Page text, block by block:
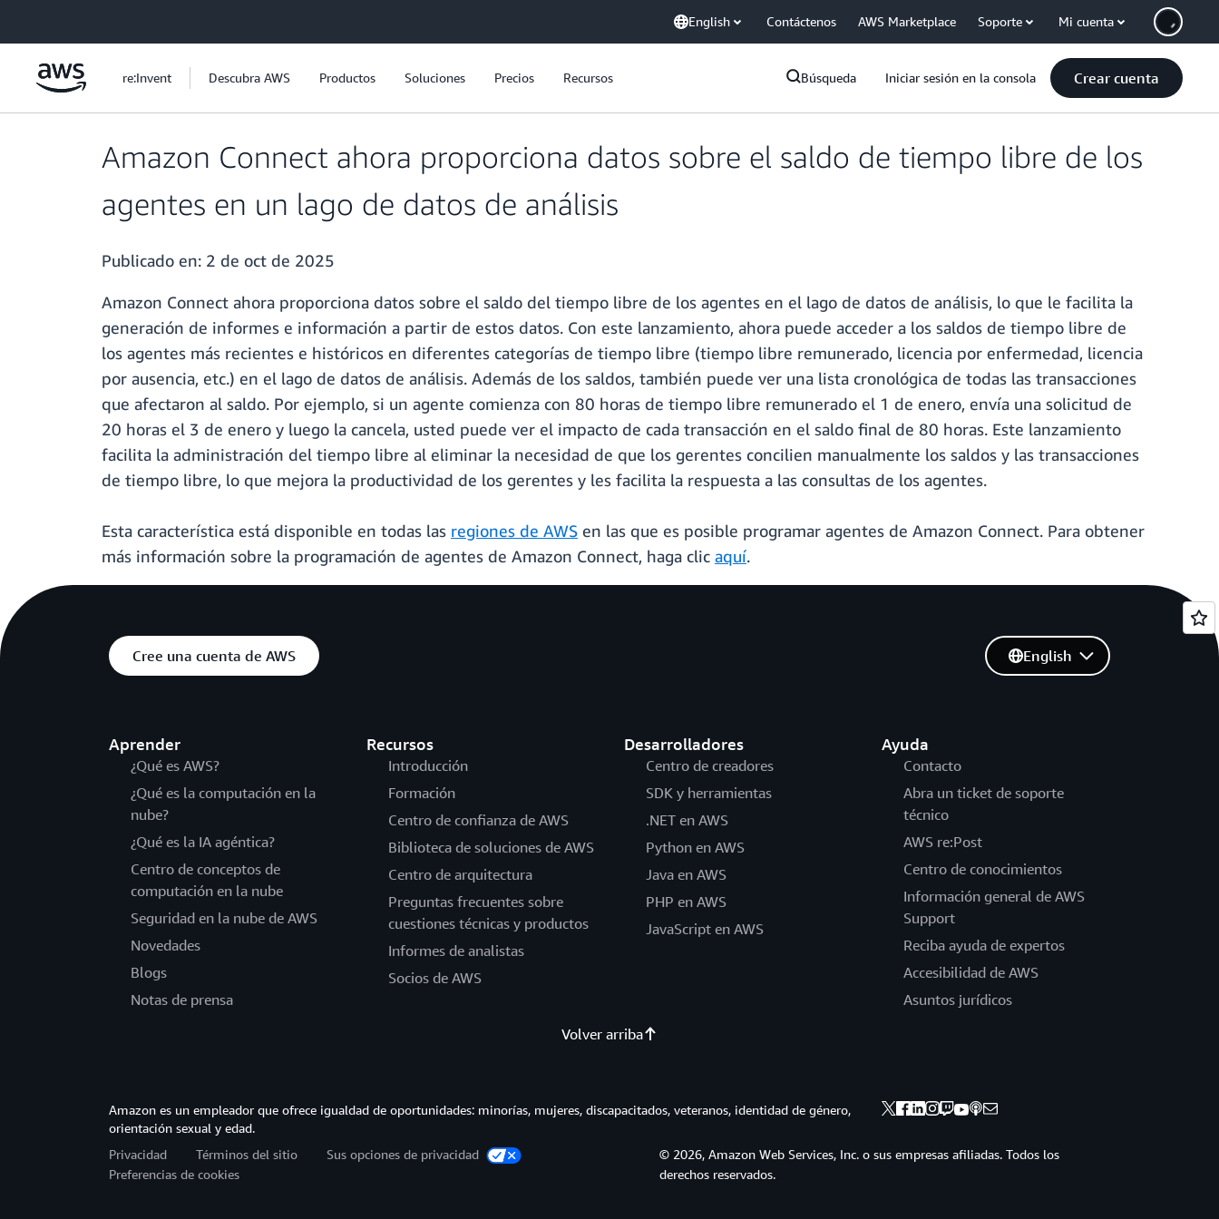
English Contáctenos AWS Marketplace Soporte Mi cuenta
re:Invent Descubra AWS Productos Soluciones Precios Recursos Búsqueda Iniciar sesión en la consola Crear cuenta
Amazon Connect ahora proporciona datos sobre el saldo de tiempo libre de los
agentes en un lago de datos de análisis
Publicado en: 2 de oct de 2025
Amazon Connect ahora proporciona datos sobre el saldo del tiempo libre de los agentes en el lago de datos de análisis, lo que le facilita la
generación de informes e información a partir de estos datos. Con este lanzamiento, ahora puede acceder a los saldos de tiempo libre de
los agentes más recientes e históricos en diferentes categorías de tiempo libre (tiempo libre remunerado, licencia por enfermedad, licencia
por ausencia, etc.) en el lago de datos de análisis. Además de los saldos, también puede ver una lista cronológica de todas las transacciones
que afectaron al saldo. Por ejemplo, si un agente comienza con 80 horas de tiempo libre remunerado el 1 de enero, envía una solicitud de
20 horas el 3 de enero y luego la cancela, usted puede ver el impacto de cada transacción en el saldo final de 80 horas. Este lanzamiento
facilita la administración del tiempo libre al eliminar la necesidad de que los gerentes concilien manualmente los saldos y las transacciones
de tiempo libre, lo que mejora la productividad de los gerentes y les facilita la respuesta a las consultas de los agentes.
Esta característica está disponible en todas las regiones de AWS en las que es posible programar agentes de Amazon Connect. Para obtener
más información sobre la programación de agentes de Amazon Connect, haga clic aquí.
Cree una cuenta de AWS
Aprender
¿Qué es AWS?
¿Qué es la computación en la
nube?
¿Qué es la IA agéntica?
Centro de conceptos de
computación en la nube
Seguridad en la nube de AWS
Novedades
Blogs
Notas de prensa
Recursos
Introducción
Formación
Centro de confianza de AWS
Biblioteca de soluciones de AWS
Centro de arquitectura
Preguntas frecuentes sobre
cuestiones técnicas y productos
Informes de analistas
Socios de AWS
Desarrolladores
Centro de creadores
SDK y herramientas
.NET en AWS
Python en AWS
Java en AWS
PHP en AWS
JavaScript en AWS
Ayuda
Contacto
Abra un ticket de soporte
técnico
AWS re:Post
Centro de conocimientos
Información general de AWS
Support
Reciba ayuda de expertos
Accesibilidad de AWS
Asuntos jurídicos
English
Volver arriba
Amazon es un empleador que ofrece igualdad de oportunidades: minorías, mujeres, discapacitados, veteranos, identidad de género,
orientación sexual y edad.
Privacidad
Términos del sitio
Sus opciones de privacidad
Preferencias de cookies
© 2026, Amazon Web Services, Inc. o sus empresas afiliadas. Todos los
derechos reservados.